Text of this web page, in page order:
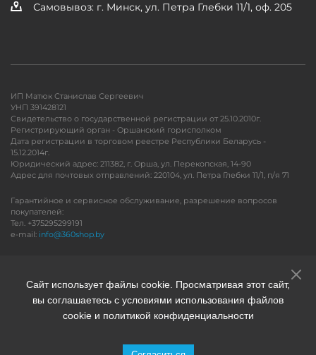
Самовывоз: г. Минск, ул. Петра Глебки 11/1, оф. 205
ИП Матюк Станислав Сергеевич
УНП 391428121
Свидетельство о государственной регистрации от 25.10.2010г.
Регистрирующий орган - Оршанский горисполком
Дата регистрации в торговом реестре Республики Беларусь -
15.12.2014г.
Юридический адрес: 211382, г. Орша, ул. Перекопская, 14-90
Адрес для почтовых отправлений: 220104, ул. Петра Глебки 11/1, п/я 71
Гарантийное и сервисное обслуживание, разрешение вопросов
покупателей:
Тел. +375295299191
e-mail: info@360shop.by
Сайт использует файлы cookie. Просматривая этот сайт,
вы соглашаетесь с условиями использования файлов
cookie и политикой конфиденциальности